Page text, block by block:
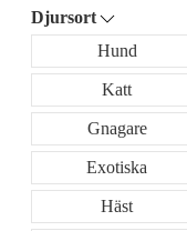
Djursort
Hund
Katt
Gnagare
Exotiska
Häst